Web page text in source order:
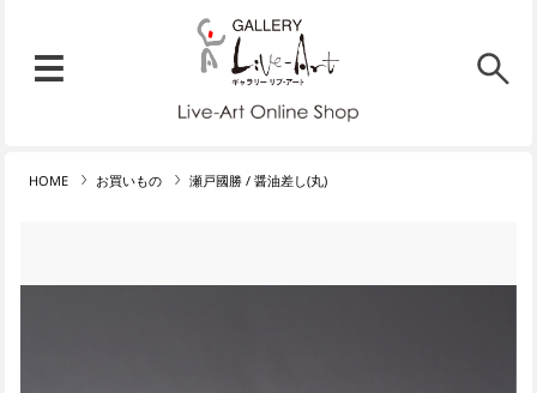
HOME お買いもの 瀬戸國勝 / 醤油差し(丸)